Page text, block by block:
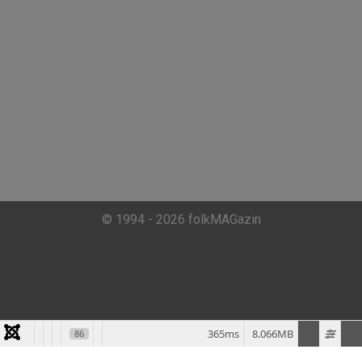
© 1994 - 2026 folkMAGazin
86 8.066MB
365ms